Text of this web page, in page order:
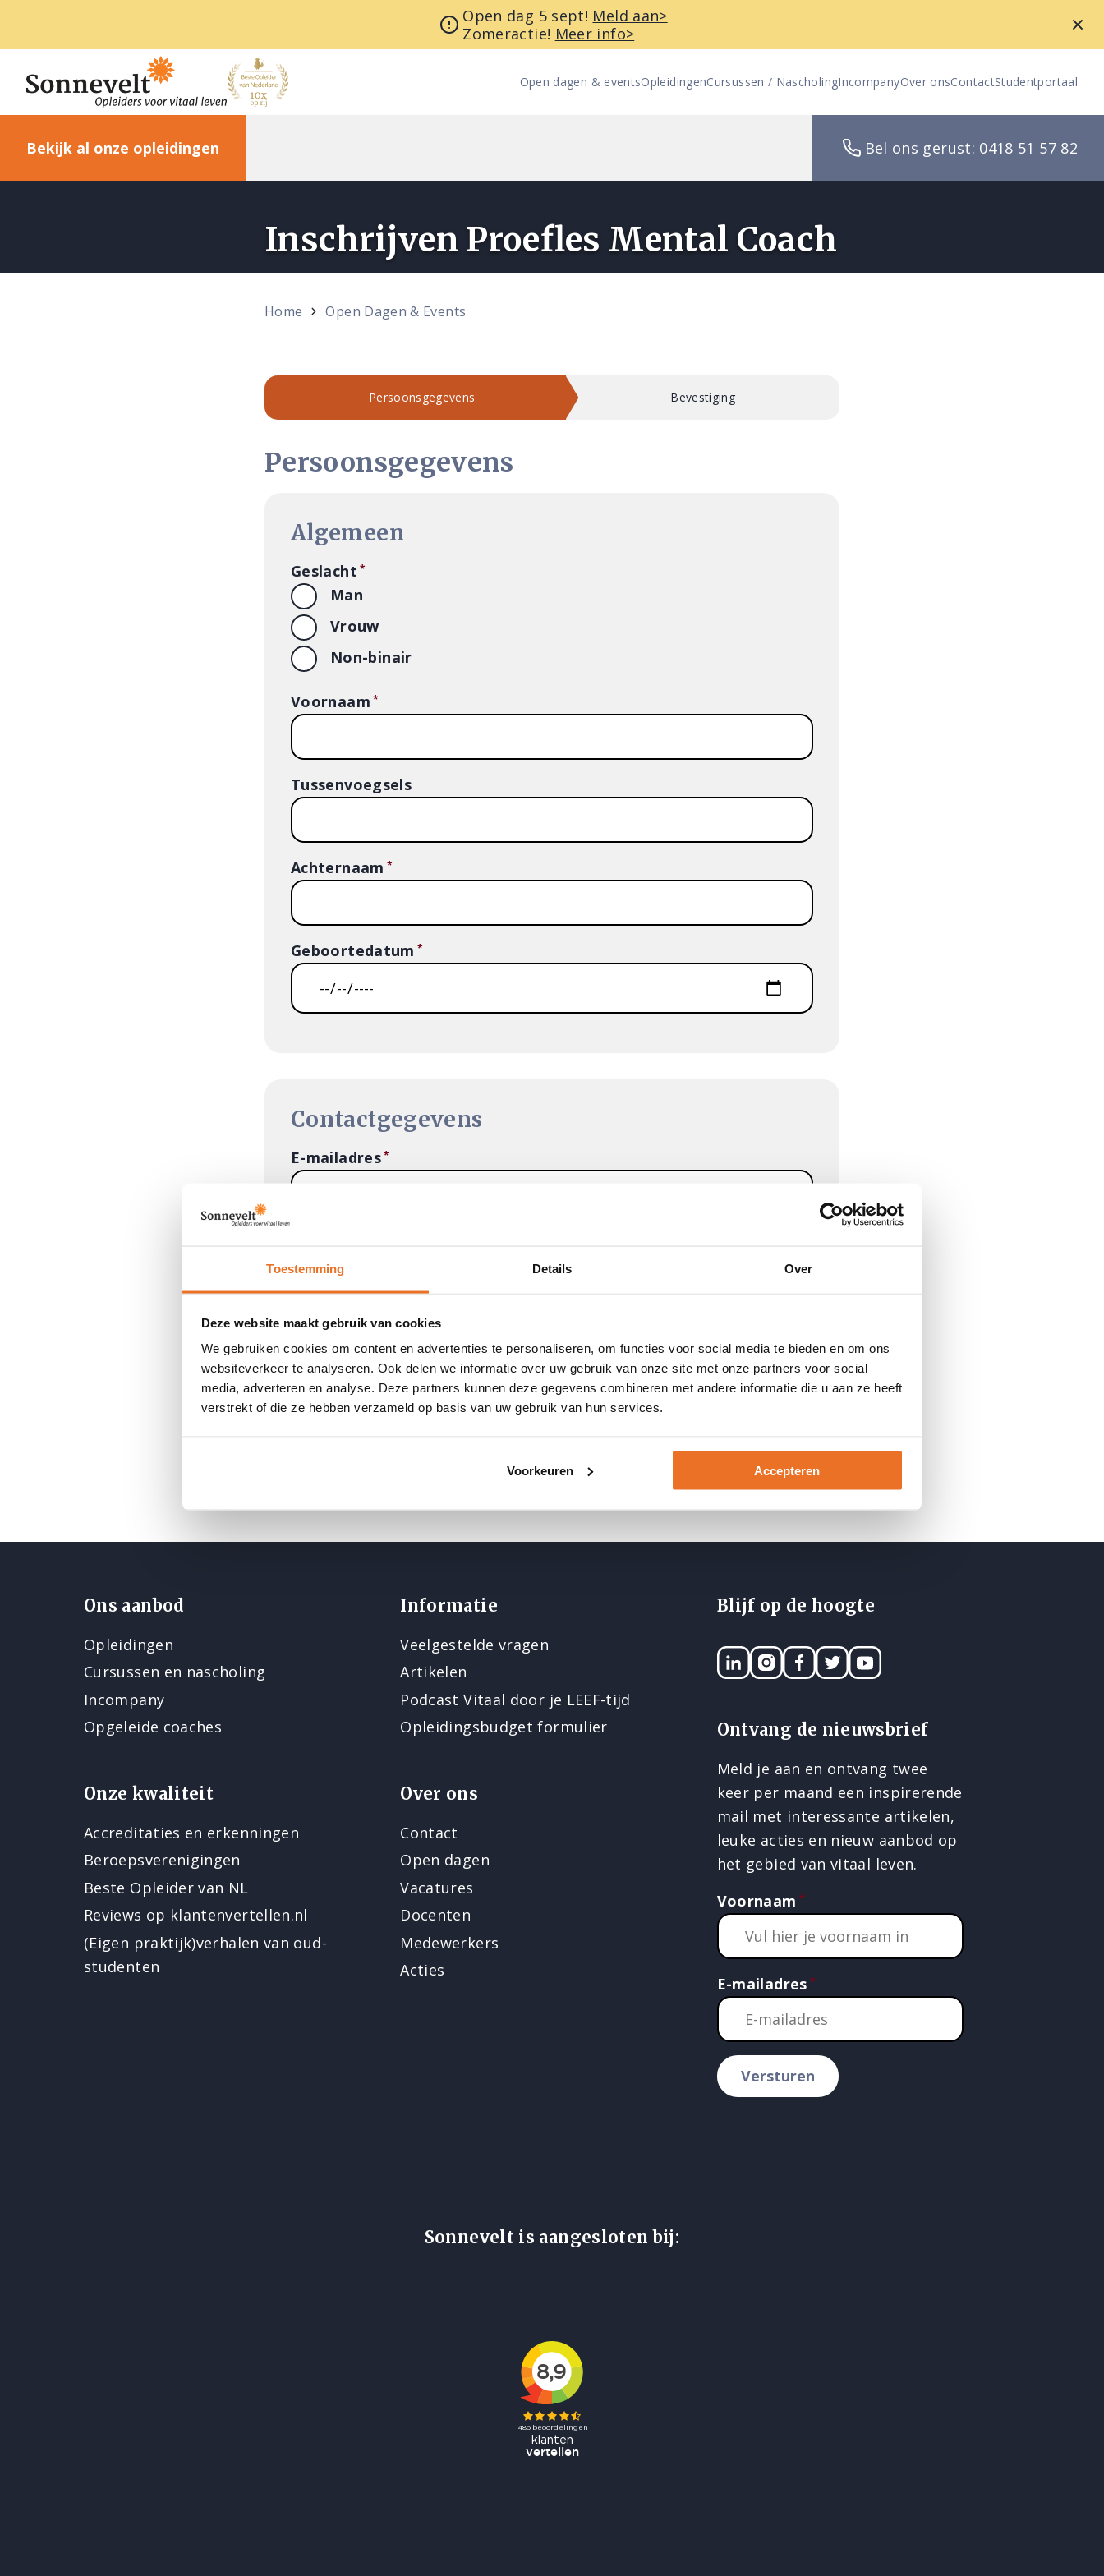
Toestemming Details Over
Deze website maakt gebruik van cookies
We gebruiken cookies om content en advertenties te personaliseren, om functies voor social media te bieden en om ons
websiteverkeer te analyseren. Ook delen we informatie over uw gebruik van onze site met onze partners voor social
media, adverteren en analyse. Deze partners kunnen deze gegevens combineren met andere informatie die u aan ze heeft
verstrekt of die ze hebben verzameld op basis van uw gebruik van hun services.
Voorkeuren Accepteren
Open dag 5 sept! Meld aan>
Zomeractie! Meer info>
Open dagen & eventsOpleidingenCursussen / NascholingIncompanyOver onsContactStudentportaal
Bekijk al onze opleidingen Bel ons gerust: 0418 51 57 82
Inschrijven Proefles Mental Coach
Home Open Dagen & Events
Persoonsgegevens Bevestiging
Persoonsgegevens
Algemeen
Geslacht
Man
Vrouw
Non-binair
Voornaam
Tussenvoegsels
Achternaam
Geboortedatum
Contactgegevens
E-mailadres
Secundair telefoonnummer
Volgende
Ons aanbod
Opleidingen
Cursussen en nascholing
Incompany
Opgeleide coaches
Informatie
Veelgestelde vragen
Artikelen
Podcast Vitaal door je LEEF-tijd
Opleidingsbudget formulier
Onze kwaliteit
Accreditaties en erkenningen
Beroepsverenigingen
Beste Opleider van NL
Reviews op klantenvertellen.nl
(Eigen praktijk)verhalen van oud-
studenten
Over ons
Contact
Open dagen
Vacatures
Docenten
Medewerkers
Acties
Blijf op de hoogte
LinkedINInstagram
Facebook
TwitterYouTube
Ontvang de nieuwsbrief
Meld je aan en ontvang twee
keer per maand een inspirerende
mail met interessante artikelen,
leuke acties en nieuw aanbod op
het gebied van vitaal leven.
Voornaam
E-mailadres
Versturen
Sonnevelt is aangesloten bij: